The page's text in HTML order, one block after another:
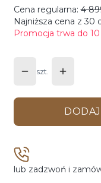
Cena regularna: 4
Najniższa cena z 30
Promocja trwa do
szt.
lub zadzwoń i